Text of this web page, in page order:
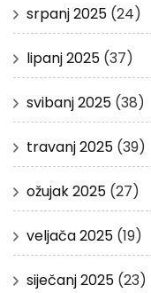
srpanj 2025 (24)
lipanj 2025 (37)
svibanj 2025 (38)
travanj 2025 (39)
ožujak 2025 (27)
veljača 2025 (19)
siječanj 2025 (23)